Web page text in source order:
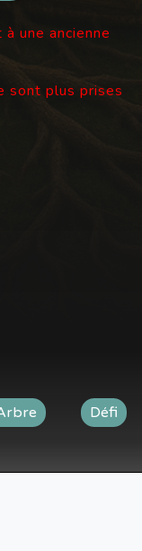
une ancienne
sont plus prises
Défi